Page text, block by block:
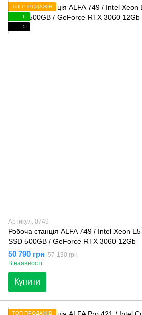
ТОП ПРОДАЖІВ
6
5
Артикул: 0749
Робоча станція ALFA 749 / Intel Xeon
SSD 500GB / GeForce RTX 3060 12Gb
50 790 грн 57 130 грн
В наявності
Купити
ТОП ПРОДАЖІВ